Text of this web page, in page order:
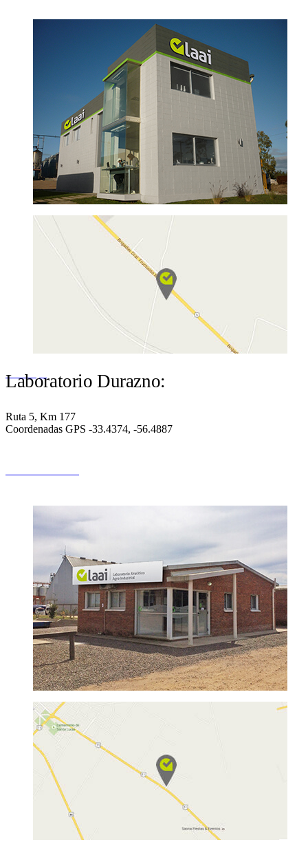
Ver mapa
Laboratorio Durazno:
Ruta 5, Km 177
Coordenadas GPS -33.4374, -56.4887